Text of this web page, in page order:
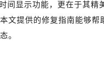
间显示功能，更在于其精
文提供的修复指南能够帮
。